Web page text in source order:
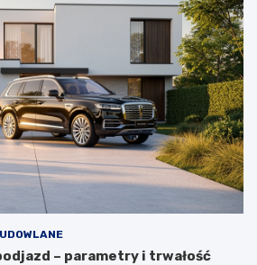
– parametry i trwałość